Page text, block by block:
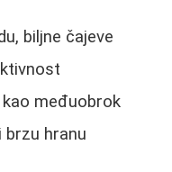
biljne čajeve
međuobrok
brzu hranu